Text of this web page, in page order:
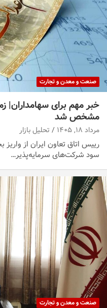
صنعت و معدن و تجارت
خبر مهم برای سهامداران|
مشخص شد
مرداد ۱۸, ۱۴۰۵ تحلیل بازار
رییس اتاق تعاون ایران از
سود شرکت‌های سرمایه‌پذیر…
صنعت و معدن و تجارت